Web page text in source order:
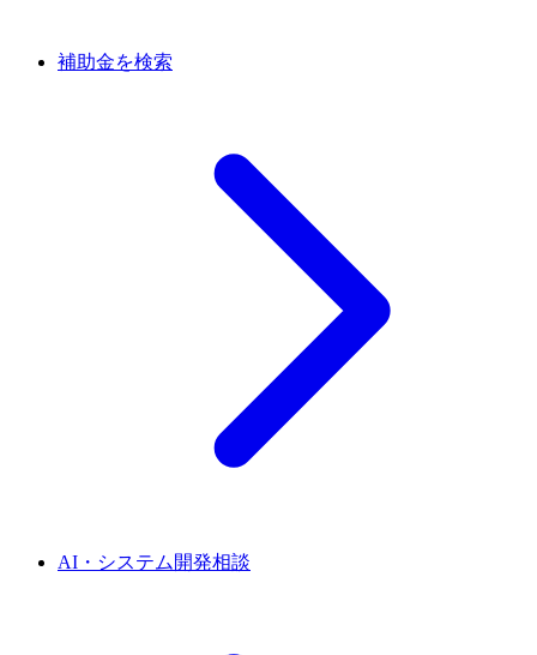
補助金を検索
AI・システム開発相談